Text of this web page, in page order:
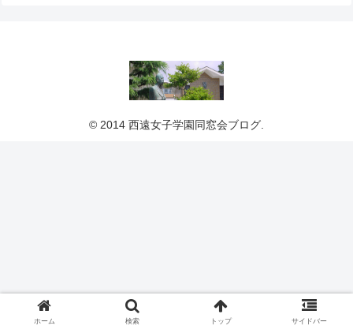
© 2014 西遠女子学園同窓会ブログ.
ホーム 検索 トップ サイドバー